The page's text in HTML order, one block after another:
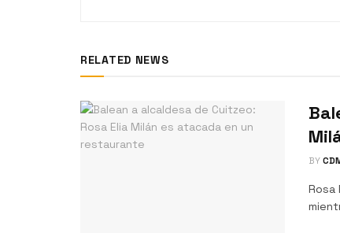
RELATED NEWS
BY
Rosa